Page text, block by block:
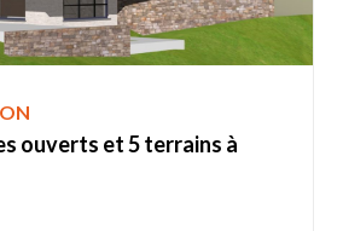
ouverts et 5 terrains à